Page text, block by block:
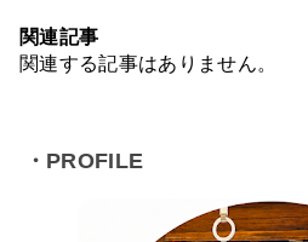
関連記事
関連する記事はありません。
・PROFILE